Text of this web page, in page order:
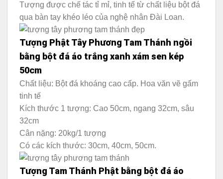
Tượng được chế tác tỉ mỉ, tinh tế từ chất liệu bột đá
qua bàn tay khéo léo của nghệ nhân Đài Loan.
Tượng Phật Tây Phương Tam Thánh ngồi
bằng bột đá áo trắng xanh xám sen kép
50cm
Chất liệu: Bột đá khoáng cao cấp. Hoa văn vẽ gấm
tinh tế
Kích thước 1 tượng: Cao 50cm, ngang 32cm, sâu
32cm
Cân nặng: 20kg/1 tượng
Có các kích thước: 30cm, 40cm, 50cm.
Tượng Tam Thánh Phật bằng bột đá áo